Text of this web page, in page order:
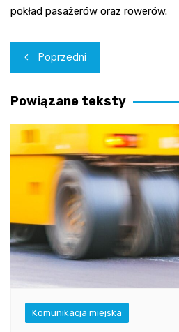
pokład pasażerów oraz rowerów.
Nawigacja
wpisu
Poprzedni
Powiązane teksty
Komunikacja miejska